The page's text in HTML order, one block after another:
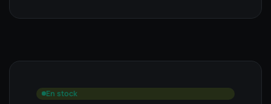
En stock